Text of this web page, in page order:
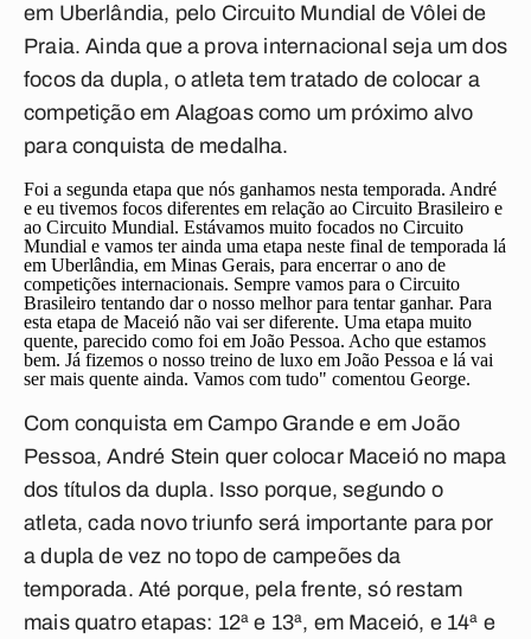
em Uberlândia, pelo Circuito Mundial de Vôlei de
Praia. Ainda que a prova internacional seja um dos
focos da dupla, o atleta tem tratado de colocar a
competição em Alagoas como um próximo alvo
para conquista de medalha.
Foi a segunda etapa que nós ganhamos nesta temporada. André
e eu tivemos focos diferentes em relação ao Circuito Brasileiro e
ao Circuito Mundial. Estávamos muito focados no Circuito
Mundial e vamos ter ainda uma etapa neste final de temporada lá
em Uberlândia, em Minas Gerais, para encerrar o ano de
competições internacionais. Sempre vamos para o Circuito
Brasileiro tentando dar o nosso melhor para tentar ganhar. Para
esta etapa de Maceió não vai ser diferente. Uma etapa muito
quente, parecido como foi em João Pessoa. Acho que estamos
bem. Já fizemos o nosso treino de luxo em João Pessoa e lá vai
ser mais quente ainda. Vamos com tudo" comentou George.
Com conquista em Campo Grande e em João
Pessoa, André Stein quer colocar Maceió no mapa
dos títulos da dupla. Isso porque, segundo o
atleta, cada novo triunfo será importante para por
a dupla de vez no topo de campeões da
temporada. Até porque, pela frente, só restam
mais quatro etapas: 12ª e 13ª, em Maceió, e 14ª e